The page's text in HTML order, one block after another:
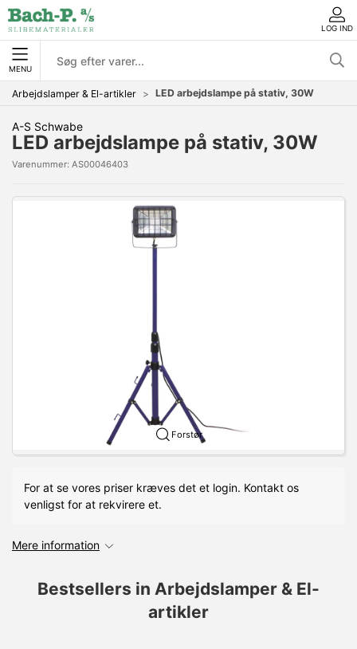
LOG IND
MENU
Arbejdslamper & El-artikler LED arbejdslampe på stativ, 30W
A-S Schwabe
LED arbejdslampe på stativ, 30W
Varenummer: AS00046403
Forstør
For at se vores priser kræves det et login. Kontakt os
venligst for at rekvirere et.
Mere information
Bestsellers in Arbejdslamper & El-
artikler